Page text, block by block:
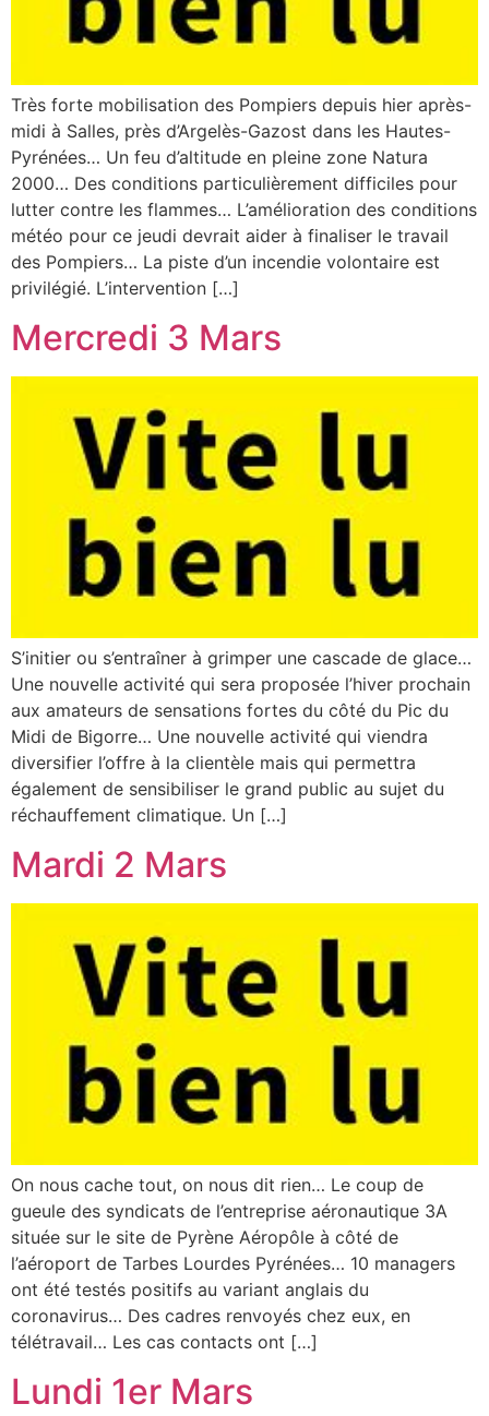
Très forte mobilisation des Pompiers depuis hier après-
midi à Salles, près d’Argelès-Gazost dans les Hautes-
Pyrénées… Un feu d’altitude en pleine zone Natura
2000… Des conditions particulièrement difficiles pour
lutter contre les flammes… L’amélioration des conditions
météo pour ce jeudi devrait aider à finaliser le travail
des Pompiers… La piste d’un incendie volontaire est
privilégié. L’intervention […]
Mercredi 3 Mars
S’initier ou s’entraîner à grimper une cascade de glace…
Une nouvelle activité qui sera proposée l’hiver prochain
aux amateurs de sensations fortes du côté du Pic du
Midi de Bigorre… Une nouvelle activité qui viendra
diversifier l’offre à la clientèle mais qui permettra
également de sensibiliser le grand public au sujet du
réchauffement climatique. Un […]
Mardi 2 Mars
On nous cache tout, on nous dit rien… Le coup de
gueule des syndicats de l’entreprise aéronautique 3A
située sur le site de Pyrène Aéropôle à côté de
l’aéroport de Tarbes Lourdes Pyrénées… 10 managers
ont été testés positifs au variant anglais du
coronavirus… Des cadres renvoyés chez eux, en
télétravail… Les cas contacts ont […]
Lundi 1er Mars